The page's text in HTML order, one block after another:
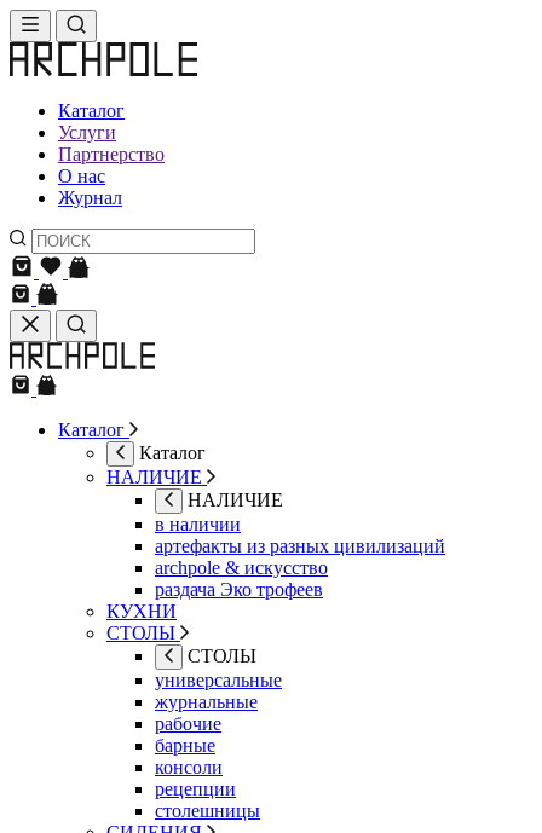
Каталог
Услуги
Партнерство
О нас
Журнал
Каталог
Каталог
НАЛИЧИЕ
НАЛИЧИЕ
в наличии
артефакты из разных цивилизаций
archpole & искусство
раздача Эко трофеев
КУХНИ
СТОЛЫ
СТОЛЫ
универсальные
журнальные
рабочие
барные
консоли
рецепции
столешницы